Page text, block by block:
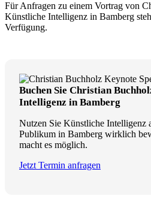
Für Anfragen zu einem Vortrag von
Künstliche Intelligenz in Bamberg
Verfügung.
Buchen Sie Christian
Intelligenz in Bamberg
Nutzen Sie Künstliche Intelligenz
Publikum in Bamberg wirklich
macht es möglich.
Jetzt Termin anfragen